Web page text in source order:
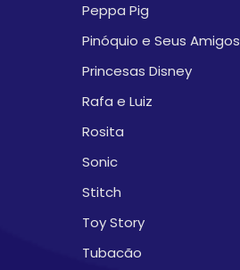
Peppa Pig
Pinóquio e Seus Amigos
Princesas Disney
Rafa e Luiz
Rosita
Sonic
Stitch
Toy Story
Tubacão